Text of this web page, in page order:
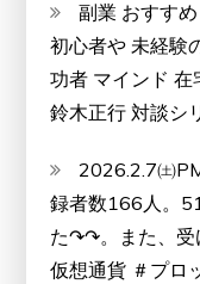
副業 おすす
初心者や 未経験
功者 マインド
鈴木正行 対談シ
2026.2.7㈯
録者数166人。
た↷↷。また、受
仮想通貨 ＃プロ